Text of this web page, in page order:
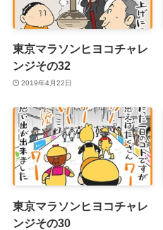
東京マラソンヒヨコチャレ
ンジその32
2019年4月22日
東京マラソンヒヨコチャレ
ンジその30